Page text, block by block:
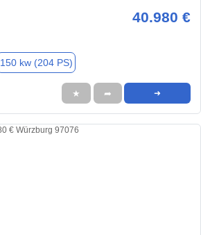
40.980 €
150 kw (204 PS)
★ ➦ ➜